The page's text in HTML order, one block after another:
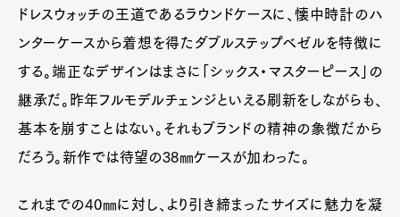
ドレスウォッチの王道であるラウンドケースに、懐中時計のハ
ンターケースから着想を得たダブルステップベゼルを特徴に
する。端正なデザインはまさに「シックス・マスターピース」の
継承だ。昨年フルモデルチェンジといえる刷新をしながらも、
基本を崩すことはない。それもブランドの精神の象徴だから
だろう。新作では待望の38㎜ケースが加わった。
これまでの40㎜に対し、より引き締まったサイズに魅力を凝